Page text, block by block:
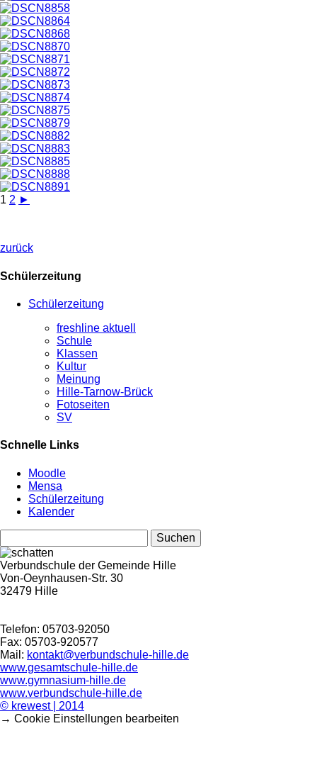
1 2 ►
zurück
Schülerzeitung
Schülerzeitung
freshline aktuell
Schule
Klassen
Kultur
Meinung
Hille-Tarnow-Brück
Fotoseiten
SV
Schnelle Links
Moodle
Mensa
Schülerzeitung
Kalender
nach:
Verbundschule der Gemeinde Hille
Von-Oeynhausen-Str. 30
32479 Hille
Telefon: 05703-92050
Fax: 05703-920577
Mail: kontakt@verbundschule-hille.de
www.gesamtschule-hille.de
www.gymnasium-hille.de
www.verbundschule-hille.de
© krewest | 2014
→ Cookie Einstellungen bearbeiten